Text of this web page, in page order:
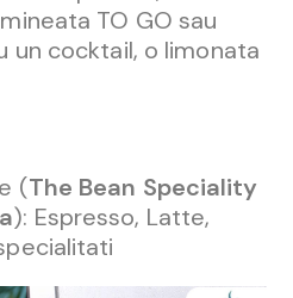
TO GO sau
un cocktail, o limonata
(The Bean Speciality
): Espresso, Latte,